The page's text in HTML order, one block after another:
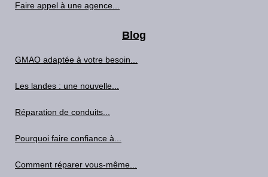
Faire appel à une agence...
Blog
GMAO adaptée à votre besoin...
Les landes : une nouvelle...
Réparation de conduits...
Pourquoi faire confiance à...
Comment réparer vous-même...